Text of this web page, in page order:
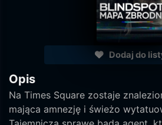
Dodaj do
Opis
Na Times Square zostaje
mająca amnezję i świeżo